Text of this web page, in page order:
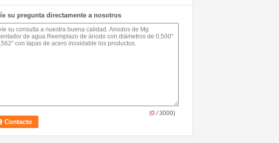
su pregunta directamente a nosotros
(0 / 3000)